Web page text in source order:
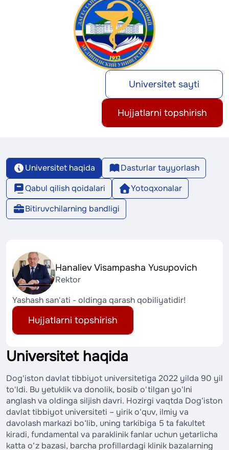
Universitet sayti
Hujjatlarni topshirish
Universitet haqida
Dasturlar tayyorlash
Qabul qilish qoidalari
Yotoqxonalar
Bitiruvchilarning bandligi
Hanaliev Visampasha Yusupovich
Rektor
Yashash san'ati - oldinga qarash qobiliyatidir!
Hujjatlarni topshirish
Universitet haqida
Dog'iston davlat tibbiyot universitetiga 2022 yilda 90 yil
to'ldi. Bu yetuklik va donolik, bosib o'tilgan yo'lni
anglash va oldinga siljish davri. Hozirgi vaqtda Dog‘iston
davlat tibbiyot universiteti – yirik o‘quv, ilmiy va
davolash markazi bo‘lib, uning tarkibiga 5 ta fakultet
kiradi, fundamental va paraklinik fanlar uchun yetarlicha
katta o‘z bazasi, barcha profillardagi klinik bazalarning